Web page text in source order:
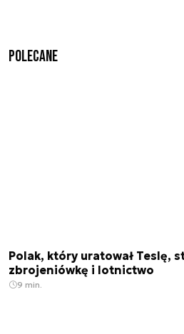
Polecane
Polak, który uratował Teslę,
zbrojeniówkę i lotnictwo
9 min.